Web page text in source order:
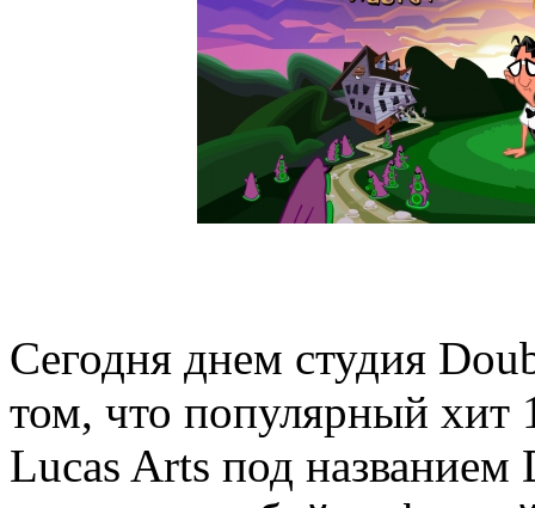
Сегодня днем студия
том, что популярный хит
Lucas Arts под названием